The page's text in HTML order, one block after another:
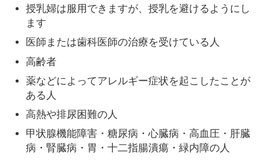
授乳婦は服用できますが、授乳を避けるようにし
ます
医師または歯科医師の治療を受けている人
高齢者
薬などによってアレルギー症状を起こしたことが
ある人
高熱や排尿困難の人
甲状腺機能障害・糖尿病・心臓病・高血圧・肝臓
病・腎臓病・胃・十二指腸潰瘍・緑内障の人